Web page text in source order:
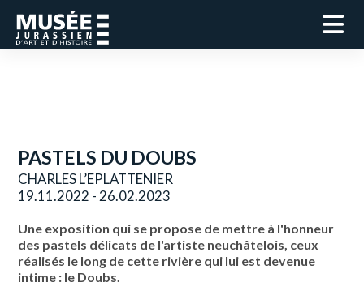
PASTELS DU DOUBS
CHARLES L’EPLATTENIER
19.11.2022 - 26.02.2023
Une exposition qui se propose de mettre à l'honneur
des pastels délicats de l'artiste neuchâtelois, ceux
réalisés le long de cette rivière qui lui est devenue
intime : le Doubs.